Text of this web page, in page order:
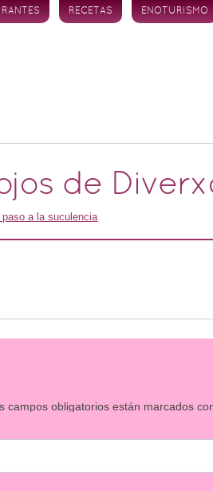
RECETAS ENOTURISMO
de
a la suculencia
campos obligatorios están marcados